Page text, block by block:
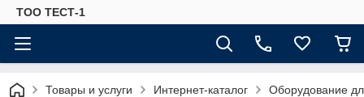
ТОО ТЕСТ-1
Товары и услуги Интернет-каталог Оборудование